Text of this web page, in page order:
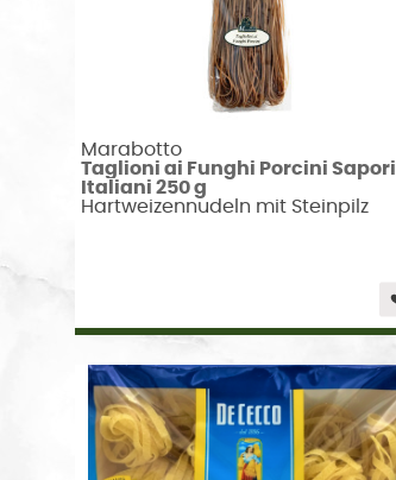
Marabotto
Taglioni ai Funghi Porcini Sapori
Italiani 250 g
Hartweizennudeln mit Steinpilz